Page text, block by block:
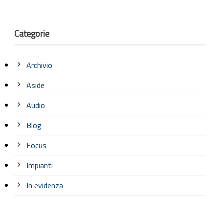
Categorie
Archivio
Aside
Audio
Blog
Focus
Impianti
In evidenza